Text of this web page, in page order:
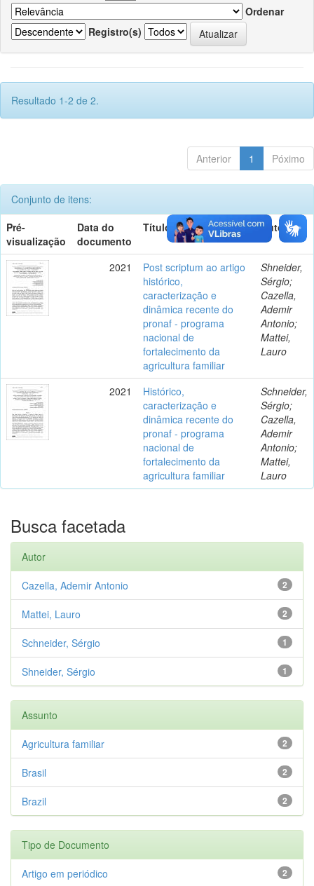
Ordenar
Registro(s)
Resultado 1-2 de 2.
Anterior 1 Póximo
Conjunto de itens:
Pré-
visualização
Data do
documento
Título Autor(es)
2021
Post scriptum ao artigo
histórico,
caracterização e
dinâmica recente do
pronaf - programa
nacional de
fortalecimento da
agricultura familiar
Shneider,
Sérgio;
Cazella,
Ademir
Antonio;
Mattei,
Lauro
2021
Histórico,
caracterização e
dinâmica recente do
pronaf - programa
nacional de
fortalecimento da
agricultura familiar
Schneider,
Sérgio;
Cazella,
Ademir
Antonio;
Mattei,
Lauro
Busca facetada
Autor
2
Cazella, Ademir Antonio
2
Mattei, Lauro
1
Schneider, Sérgio
1
Shneider, Sérgio
Assunto
2
Agricultura familiar
2
Brasil
2
Brazil
Tipo de Documento
2
Artigo em periódico